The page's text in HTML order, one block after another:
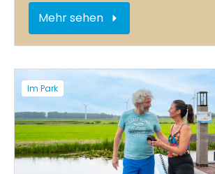
Mehr sehen
Im Park